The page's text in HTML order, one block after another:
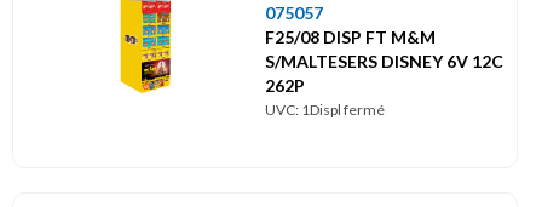
075057
F25/08 DISP FT M&M
S/MALTESERS DISNEY 6V 12C
262P
UVC: 1Displ fermé